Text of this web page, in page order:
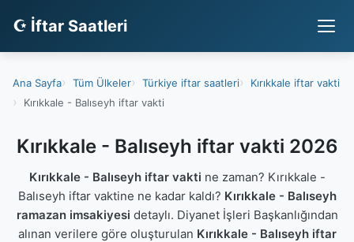
☪ İftar Saatleri
Ana Sayfa Tüm Ülkeler Türkiye iftar saatleri
Kırıkkale iftar vakti
Kırıkkale - Balıseyh iftar vakti
Kırıkkale - Balıseyh iftar vakti 2026
Kırıkkale - Balıseyh iftar vakti ne zaman? Kırıkkale -
Balıseyh iftar vaktine ne kadar kaldı? Kırıkkale - Balıseyh
ramazan imsakiyesi detaylı. Diyanet İşleri Başkanlığından
alınan verilere göre oluşturulan Kırıkkale - Balıseyh iftar